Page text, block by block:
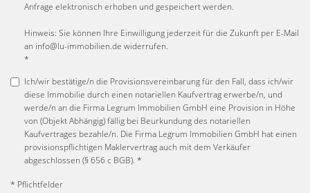
Anfrage elektronisch erhoben und gespeichert werden.
Hinweis: Sie können Ihre Einwilligung jederzeit für die Zukunft per E-Mail
an info@lu-immobilien.de widerrufen.
*
Ich/wir bestätige/n die Provisionsvereinbarung für den Fall, dass ich/wir
diese Immobilie durch einen notariellen Kaufvertrag erwerbe/n, und
werde/n an die Firma Legrum Immobilien GmbH eine Provision in Höhe
von (Objekt Abhängig) fällig bei Beurkundung des notariellen
Kaufvertrages bezahle/n. Die Firma Legrum Immobilien GmbH hat einen
provisionspflichtigen Maklervertrag auch mit dem Verkäufer
abgeschlossen (§ 656 c BGB). *
* Pflichtfelder